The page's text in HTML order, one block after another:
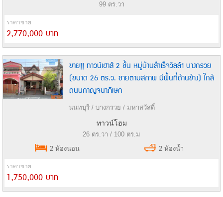
99 ตร.วา
ราคาขาย
2,770,000 บาท
ขาย!! ทาวน์เฮาส์ 2 ชั้น หมู่บ้านสำเร็จวิลล์1 บางกรวย
(ขนาด 26 ตร.ว. ขายตามสภาพ มีพื้นที่ด้านข้าง) ใกล้
ถนนกาญจนาภิเษก
นนทบุรี / บางกรวย / มหาสวัสดิ์
ทาวน์โฮม
26 ตร.วา / 100 ตร.ม
2 ห้องนอน
2 ห้องน้ำ
ราคาขาย
1,750,000 บาท